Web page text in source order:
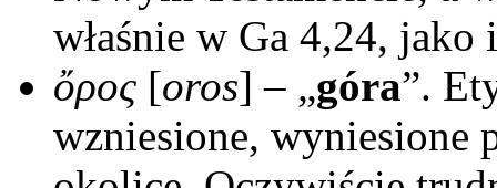
właśnie w Ga 4,24,
ὄρος [oros] – „góra”.
wzniesione, wyniesione